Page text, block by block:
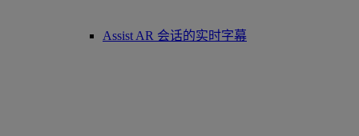
Assist AR 会话的实时字幕